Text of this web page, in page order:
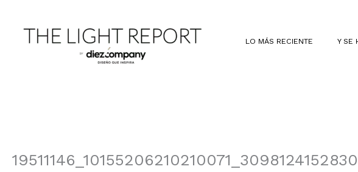
contenido
LO MÁS RECIENTE Y SE